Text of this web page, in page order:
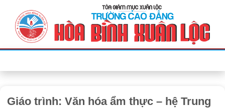
Giáo trình: Văn hóa ẩm thực – hệ Trung